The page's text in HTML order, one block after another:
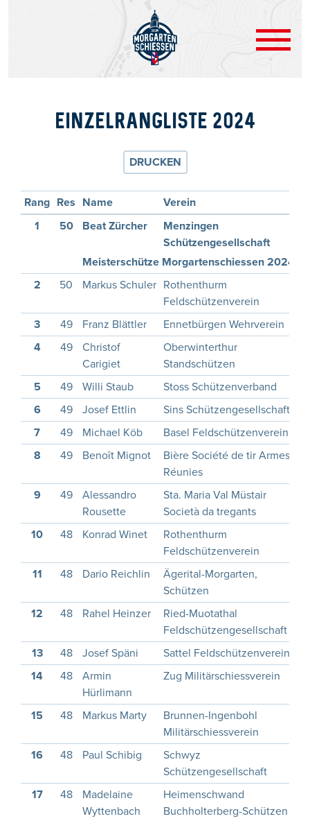
EINZELRANGLISTE 2024
DRUCKEN
Rang Res Name Verein
1
50 Beat Zürcher
Menzingen
Schützengesellschaft
Meisterschütze Morgartenschiessen 2024
2
50 Markus Schuler Rothenthurm
Feldschützenverein
3 49 Franz Blättler Ennetbürgen Wehrverein
4
49
Christof
Carigiet
Oberwinterthur
Standschützen
5 49 Willi Staub Stoss Schützenverband
6
49 Josef Ettlin Sins Schützengesellschaft
7
49 Michael Köb Basel Feldschützenverein
8
49 Benoît Mignot
Bière Société de tir Armes
Réunies
9 49
Alessandro
Rousette
Sta. Maria Val Müstair
Società da tregants
10 48 Konrad Winet
Rothenthurm
Feldschützenverein
11 48 Dario Reichlin
Ägerital-Morgarten,
Schützen
12 48 Rahel Heinzer
Ried-Muotathal
Feldschützengesellschaft
13 48 Josef Späni Sattel Feldschützenverein
14
48
Armin
Hürlimann
Zug Militärschiessverein
15 48 Markus Marty
Brunnen-Ingenbohl
Militärschiessverein
16 48 Paul Schibig
Schwyz
Schützengesellschaft
17 48
Madelaine
Wyttenbach
Heimenschwand
Buchholterberg-Schützen